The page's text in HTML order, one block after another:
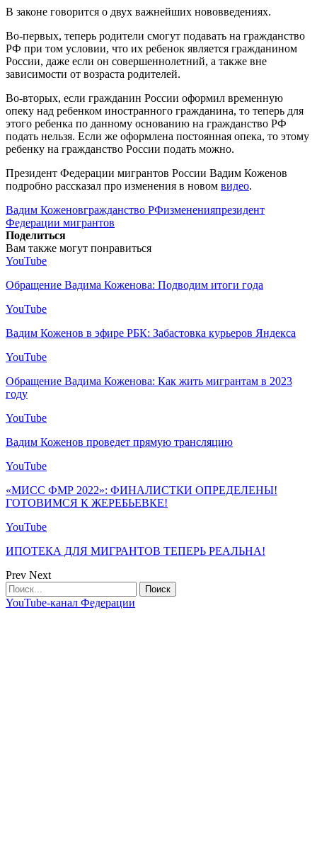
В законе говорится о двух важнейших нововведениях.
Во-первых, теперь родители смогут подавать на гражданство
РФ при том условии, что их ребенок является гражданином
России, даже если он совершеннолетний, а также вне
зависимости от возраста родителей.
Во-вторых, если гражданин России оформил временную
опеку над ребенком иностранного гражданина, то теперь для
этого ребенка по данному основанию на гражданство РФ
подать нельзя. Если же оформлена постоянная опека, то этому
ребенку на гражданство России подать можно.
Президент Федерации мигрантов России Вадим Коженов
подробно рассказал про изменения в новом видео.
Вадим Коженовгражданство РФизмененияпрезидент
Федерации мигрантов
Поделиться
Вам также могут понравиться
YouTube
Обращение Вадима Коженова: Подводим итоги года
YouTube
Вадим Коженов в эфире РБК: Забастовка курьеров Яндекса
YouTube
Обращение Вадима Коженова: Как жить мигрантам в 2023
году
YouTube
Вадим Коженов проведет прямую трансляцию
YouTube
«МИСС ФМР 2022»: ФИНАЛИСТКИ ОПРЕДЕЛЕНЫ!
ГОТОВИМСЯ К ЖЕРЕБЬЕВКЕ!
YouTube
ИПОТЕКА ДЛЯ МИГРАНТОВ ТЕПЕРЬ РЕАЛЬНА!
Prev Next
YouTube-канал Федерации